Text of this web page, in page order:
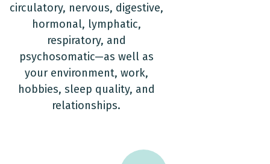
circulatory, nervous, digestive,
hormonal, lymphatic,
respiratory, and
psychosomatic—as well as
your environment, work,
hobbies, sleep quality, and
relationships.